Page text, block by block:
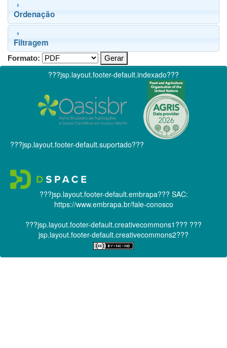
Ordenação
Filtragem
Formato:
???jsp.layout.footer-default.indexado???
???jsp.layout.footer-default.suportado???
???jsp.layout.footer-default.embrapa??? SAC:
https://www.embrapa.br/fale-conosco
???jsp.layout.footer-default.creativecommons1??? ???
jsp.layout.footer-default.creativecommons2???